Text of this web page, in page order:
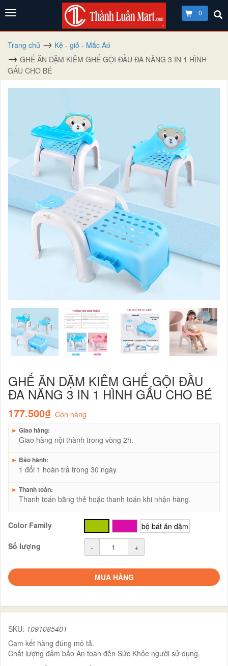
0
Trang chủ
Kệ - giỏ - Mắc Aó
GHẾ ĂN DẶM KIÊM GHẾ GỘI ĐẦU ĐA NĂNG 3 IN 1 HÌNH
GẤU CHO BÉ
GHẾ ĂN DẶM KIÊM GHẾ GỘI ĐẦU
ĐA NĂNG 3 IN 1 HÌNH GẤU CHO BÉ
177.500₫ Còn hàng
► Giao hàng:
Giao hàng nội thành trong vòng 2h.
► Bảo hành:
1 đổi 1 hoàn trả trong 30 ngày
► Thanh toán:
Thanh toán bằng thẻ hoặc thanh toán khi nhận hàng.
Color Family
bộ bát ăn dặm
Số lượng
- +
MUA HÀNG
SKU: 1091085401
Cam kết hàng đúng mô tả.
Chất lượng đảm bảo An toàn đến Sức Khỏe người sử dụng.